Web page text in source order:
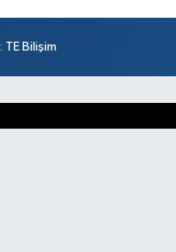
: TE Bilişim